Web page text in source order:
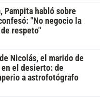
Pampita habló sobre
"No negocio la
respeto"
Nicolás, el marido de
en el desierto: de
a astrofotógrafo